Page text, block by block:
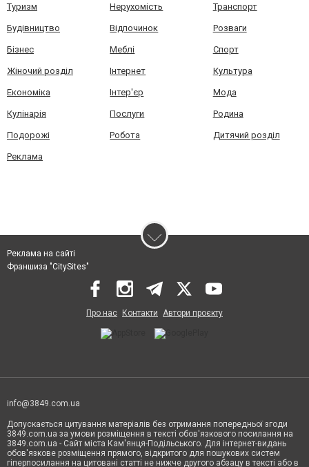
Туризм Нерухомість Транспорт
Будівництво Відпочинок Розваги
Бізнес Меблі Спорт
Жіночий розділ Інтернет Культура
Економіка Інтер'єр Мода
Кулінарія Послуги Родина
Подорожі Робота Дитячий розділ
Реклама
Реклама на сайті
Франшиза "CitySites"
Про нас Контакти Автори проєкту
info@3849.com.ua
Допускається цитування матеріалів без отримання попередньої згоди
3849.com.ua за умови розміщення в тексті обов'язкового посилання на
3849.com.ua - Сайт міста Кам'янця-Подільського. Для інтернет-видань
обов'язкове розміщення прямого, відкритого для пошукових систем
гіперпосилання на цитовані статті не нижче другого абзацу в тексті або в